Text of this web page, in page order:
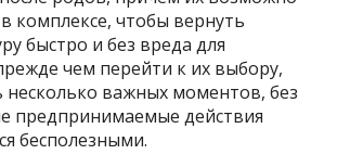
комплексе, чтобы вернуть
быстро и без вреда для
чем перейти к их выбору,
несколько важных моментов, без
предпринимаемые действия
бесполезными.